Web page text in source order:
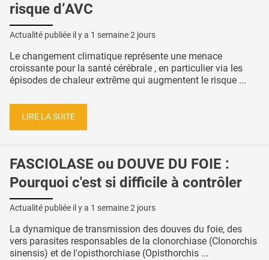
risque d’AVC
Actualité publiée il y a 1 semaine 2 jours
Le changement climatique représente une menace
croissante pour la santé cérébrale , en particulier via les
épisodes de chaleur extrême qui augmentent le risque ...
LIRE LA SUITE
FASCIOLASE ou DOUVE DU FOIE :
Pourquoi c'est si difficile à contrôler
Actualité publiée il y a 1 semaine 2 jours
La dynamique de transmission des douves du foie, des
vers parasites responsables de la clonorchiase (Clonorchis
sinensis) et de l'opisthorchiase (Opisthorchis ...